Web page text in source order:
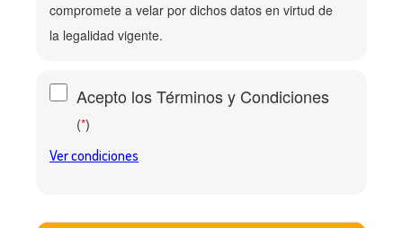
compromete a velar por dichos datos en virtud de
la legalidad vigente.
Acepto los Términos y Condiciones
(*)
Ver condiciones